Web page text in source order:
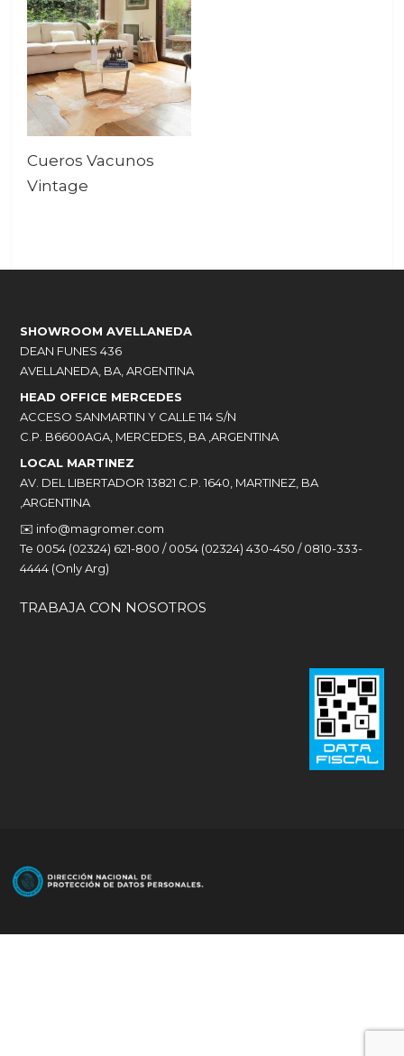
Cueros Vacunos
Vintage
SHOWROOM AVELLANEDA
DEAN FUNES 436
AVELLANEDA, BA, ARGENTINA
HEAD OFFICE MERCEDES
ACCESO SANMARTIN Y CALLE 114 S/N
C.P. B6600AGA, MERCEDES, BA ,ARGENTINA
LOCAL MARTINEZ
AV. DEL LIBERTADOR 13821 C.P. 1640, MARTINEZ, BA
,ARGENTINA
✉️ info@magromer.com
Te 0054 (02324) 621-800 / 0054 (02324) 430-450 / 0810-333-
4444 (Only Arg)
TRABAJA CON NOSOTROS